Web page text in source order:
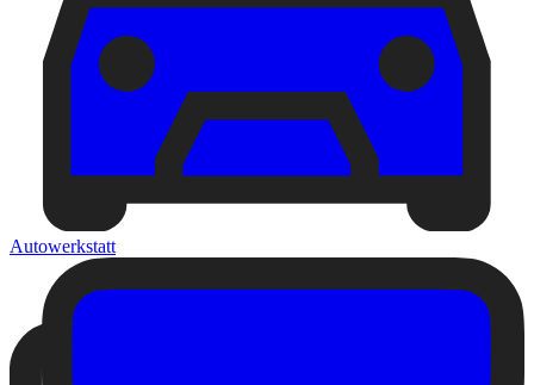
Autowerkstatt